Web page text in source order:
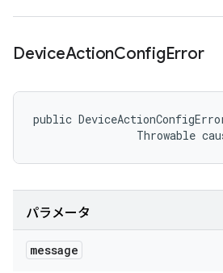
DeviceActionConfigError
public
Throwable
パラメータ
message